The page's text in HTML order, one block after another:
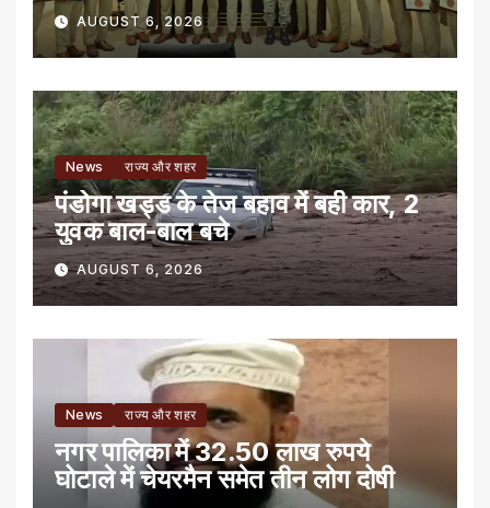
AUGUST 6, 2026
News राज्य और शहर
पंडोगा खड्ड के तेज बहाव में बही कार, 2
युवक बाल-बाल बचे
AUGUST 6, 2026
News राज्य और शहर
नगर पालिका में 32.50 लाख रुपये
घोटाले में चेयरमैन समेत तीन लोग दोषी